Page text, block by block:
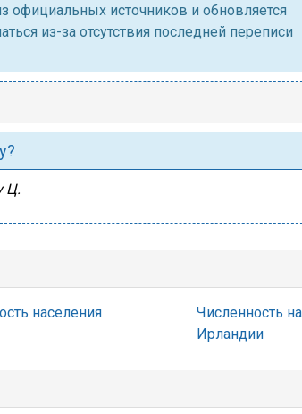
официальных источников и обновляется
из-за отсутствия последней переписи
Ц.
населения
Численность
Ирландии